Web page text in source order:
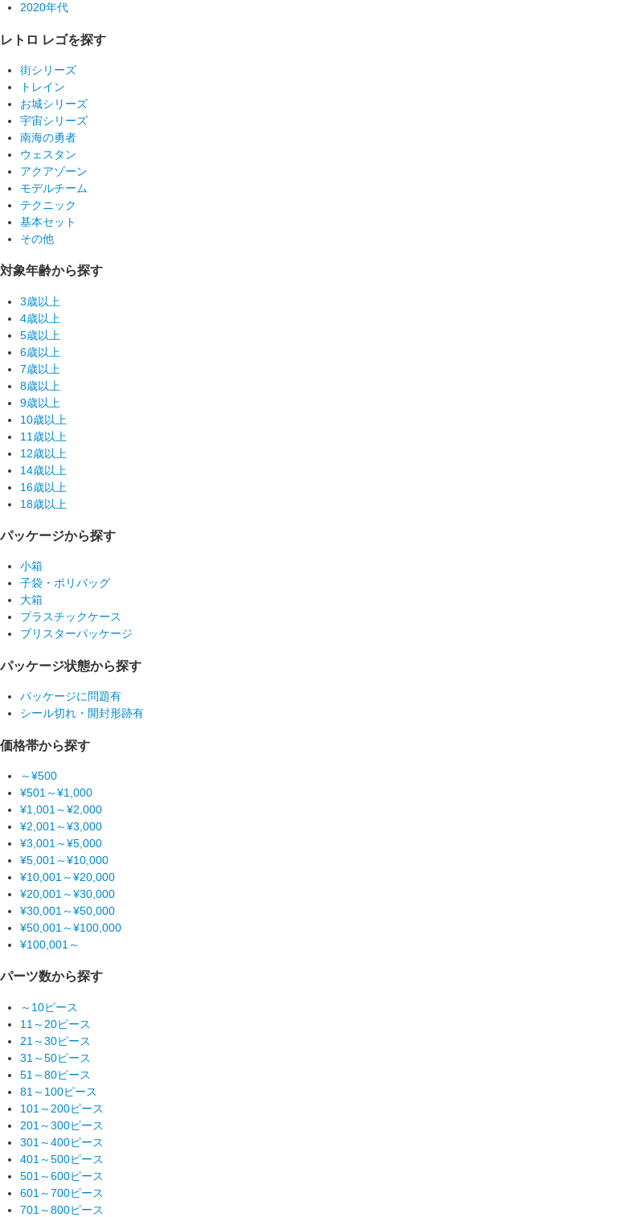
2020年代
レトロ レゴを探す
街シリーズ
トレイン
お城シリーズ
宇宙シリーズ
南海の勇者
ウェスタン
アクアゾーン
モデルチーム
テクニック
基本セット
その他
対象年齢から探す
3歳以上
4歳以上
5歳以上
6歳以上
7歳以上
8歳以上
9歳以上
10歳以上
11歳以上
12歳以上
14歳以上
16歳以上
18歳以上
パッケージから探す
小箱
子袋・ポリバッグ
大箱
プラスチックケース
ブリスターパッケージ
パッケージ状態から探す
パッケージに問題有
シール切れ・開封形跡有
価格帯から探す
～¥500
¥501～¥1,000
¥1,001～¥2,000
¥2,001～¥3,000
¥3,001～¥5,000
¥5,001～¥10,000
¥10,001～¥20,000
¥20,001～¥30,000
¥30,001～¥50,000
¥50,001～¥100,000
¥100,001～
パーツ数から探す
～10ピース
11～20ピース
21～30ピース
31～50ピース
51～80ピース
81～100ピース
101～200ピース
201～300ピース
301～400ピース
401～500ピース
501～600ピース
601～700ピース
701～800ピース